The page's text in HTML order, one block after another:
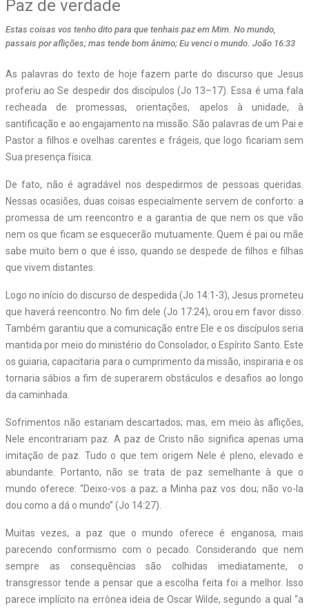
Paz de verdade
Estas coisas vos tenho dito para que tenhais paz em Mim. No mundo,
passais por aflições; mas tende bom ânimo; Eu venci o mundo. João 16:33
As palavras do texto de hoje fazem parte do discurso que Jesus
proferiu ao Se despedir dos discípulos (Jo 13–17). Essa é uma fala
recheada de promessas, orientações, apelos à unidade, à
santificação e ao engajamento na missão. São palavras de um Pai e
Pastor a filhos e ovelhas carentes e frágeis, que logo ficariam sem
Sua presença física.
De fato, não é agradável nos despedirmos de pessoas queridas.
Nessas ocasiões, duas coisas especialmente servem de conforto: a
promessa de um reencontro e a garantia de que nem os que vão
nem os que ficam se esquecerão mutuamente. Quem é pai ou mãe
sabe muito bem o que é isso, quando se despede de filhos e filhas
que vivem distantes.
Logo no início do discurso de despedida (Jo 14:1-3), Jesus prometeu
que haverá reencontro. No fim dele (Jo 17:24), orou em favor disso.
Também garantiu que a comunicação entre Ele e os discípulos seria
mantida por meio do ministério do Consolador, o Espírito Santo. Este
os guiaria, capacitaria para o cumprimento da missão, inspiraria e os
tornaria sábios a fim de superarem obstáculos e desafios ao longo
da caminhada.
Sofrimentos não estariam descartados; mas, em meio às aflições,
Nele encontrariam paz. A paz de Cristo não significa apenas uma
imitação de paz. Tudo o que tem origem Nele é pleno, elevado e
abundante. Portanto, não se trata de paz semelhante à que o
mundo oferece: “Deixo-vos a paz; a Minha paz vos dou; não vo-la
dou como a dá o mundo” (Jo 14:27).
Muitas vezes, a paz que o mundo oferece é enganosa, mais
parecendo conformismo com o pecado. Considerando que nem
sempre as consequências são colhidas imediatamente, o
transgressor tende a pensar que a escolha feita foi a melhor. Isso
parece implícito na errônea ideia de Oscar Wilde, segundo a qual “a